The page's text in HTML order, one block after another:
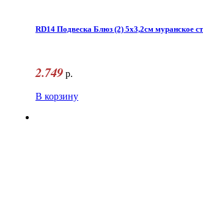
RD14 Подвеска Блюз (2) 5х3,2см муранское
2.749 р.
В корзину